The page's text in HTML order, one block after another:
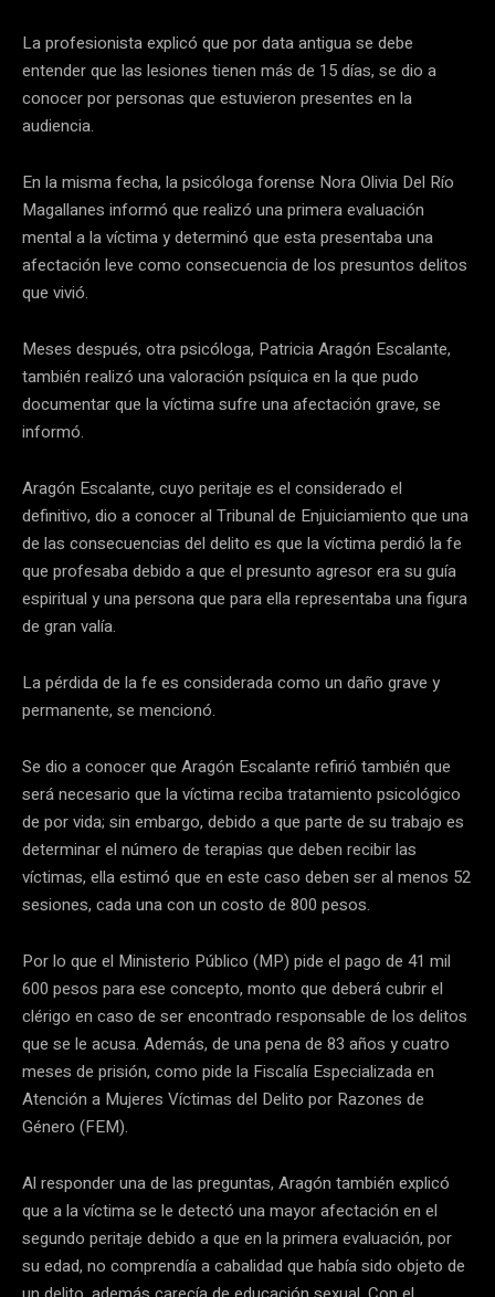
La profesionista explicó que por data antigua se debe
entender que las lesiones tienen más de 15 días, se dio a
conocer por personas que estuvieron presentes en la
audiencia.
En la misma fecha, la psicóloga forense Nora Olivia Del Río
Magallanes informó que realizó una primera evaluación
mental a la víctima y determinó que esta presentaba una
afectación leve como consecuencia de los presuntos delitos
que vivió.
Meses después, otra psicóloga, Patricia Aragón Escalante,
también realizó una valoración psíquica en la que pudo
documentar que la víctima sufre una afectación grave, se
informó.
Aragón Escalante, cuyo peritaje es el considerado el
definitivo, dio a conocer al Tribunal de Enjuiciamiento que una
de las consecuencias del delito es que la víctima perdió la fe
que profesaba debido a que el presunto agresor era su guía
espiritual y una persona que para ella representaba una figura
de gran valía.
La pérdida de la fe es considerada como un daño grave y
permanente, se mencionó.
Se dio a conocer que Aragón Escalante refirió también que
será necesario que la víctima reciba tratamiento psicológico
de por vida; sin embargo, debido a que parte de su trabajo es
determinar el número de terapias que deben recibir las
víctimas, ella estimó que en este caso deben ser al menos 52
sesiones, cada una con un costo de 800 pesos.
Por lo que el Ministerio Público (MP) pide el pago de 41 mil
600 pesos para ese concepto, monto que deberá cubrir el
clérigo en caso de ser encontrado responsable de los delitos
que se le acusa. Además, de una pena de 83 años y cuatro
meses de prisión, como pide la Fiscalía Especializada en
Atención a Mujeres Víctimas del Delito por Razones de
Género (FEM).
Al responder una de las preguntas, Aragón también explicó
que a la víctima se le detectó una mayor afectación en el
segundo peritaje debido a que en la primera evaluación, por
su edad, no comprendía a cabalidad que había sido objeto de